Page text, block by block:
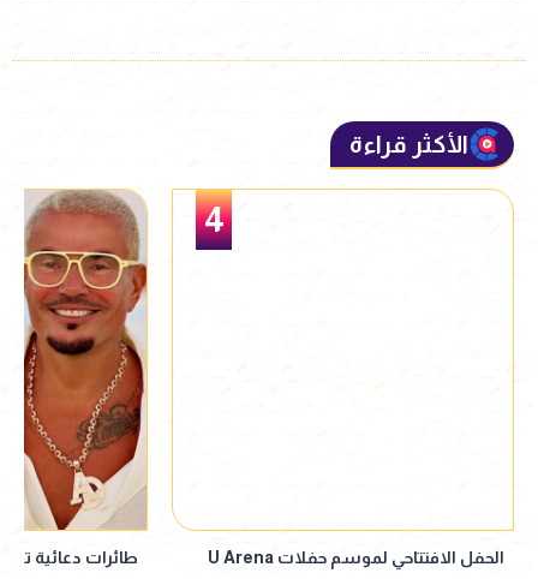
الأكثر قراءة
4
الحفل الافتتاحي لموسم حفلات U Arena
طائرات دعائية